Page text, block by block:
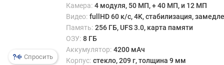
с
в
Спросить
Камера: 4 модуля, 50 МП, + 40 МП, и 12 МП
Видео: fullHD 60 к/с, 4K, стабилизация,
Память: 256 ГБ, UFS 3.0, карта памяти
ОЗУ: 8 ГБ
Аккумулятор: 4200 мАч
Корпус: стекло, 209 г, толщина 9 мм